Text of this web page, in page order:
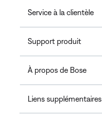
Service à la clientèle
Support produit
À propos de Bose
Liens supplémentaires